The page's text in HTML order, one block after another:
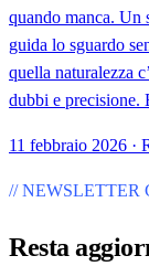
quando manca. Un
guida lo sguardo
quella naturalezza
dubbi e
11 febbraio 2026 ·
// NEWSLETTER
Resta